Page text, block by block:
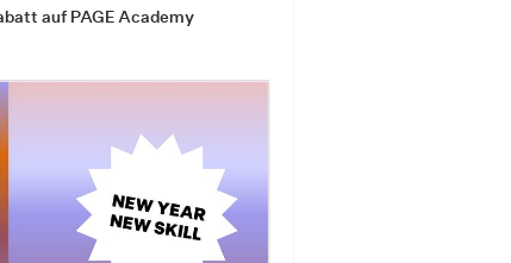
auf PAGE Academy